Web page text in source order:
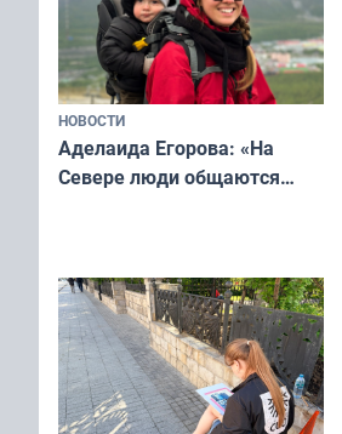
Русь»
НОВОСТИ
Аделаида Егорова: «На
Севере люди общаются